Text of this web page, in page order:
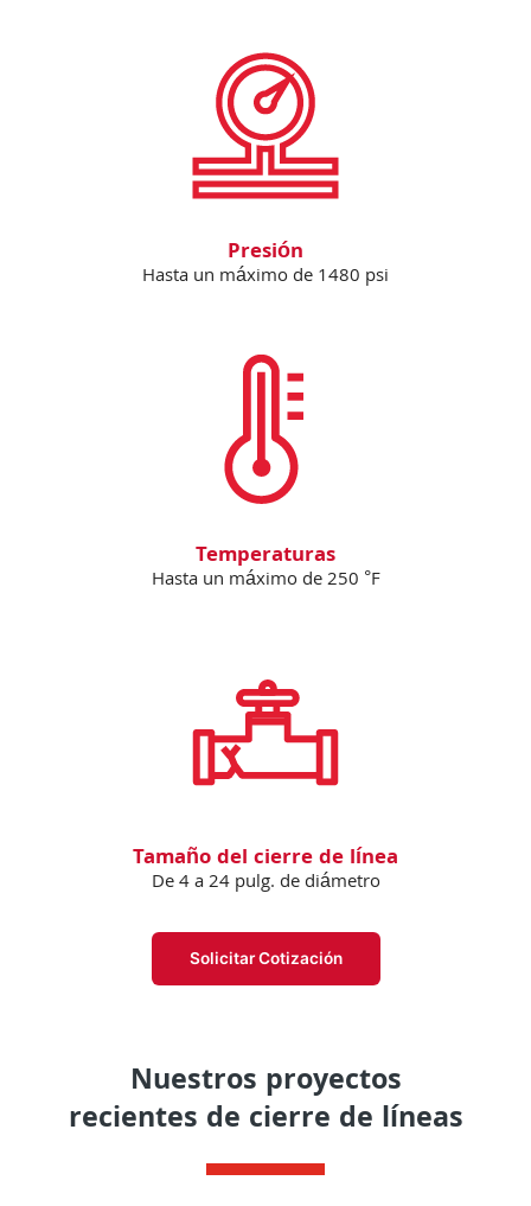
Presión
Hasta un máximo de 1480 psi
Temperaturas
Hasta un máximo de 250 °F
Tamaño del cierre de línea
De 4 a 24 pulg. de diámetro
Solicitar Cotización
Nuestros proyectos
recientes de cierre de líneas